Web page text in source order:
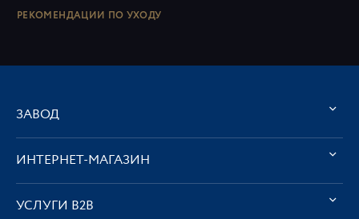
РЕКОМЕНДАЦИИ ПО УХОДУ
ЗАВОД
ИНТЕРНЕТ-МАГАЗИН
УСЛУГИ В2В